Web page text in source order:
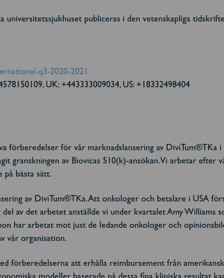
universitetssjukhuset publiceras i den vetenskapliga
q3-2020-2021
UK: +443333009034, US: +18332498404
förberedelser för vår marknadslansering av DiviTum®TKa
granskningen av Biovicas 510(k)-ansökan. Vi arbetar
på bästa sätt.
av DiviTum®TKa. Att onkologer och betalare i USA
av det arbetet anställde vi under kvartalet Amy Williams
har arbetat mot just de ledande onkologer och
vår organisation.
förberedelserna att erhålla reimbursement från